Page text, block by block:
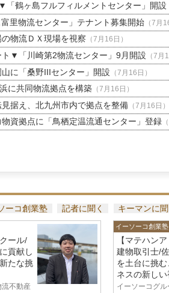
「鶴ヶ島フルフィルメントセンター」開設
里物流センター」テナント募集開始（7月
物流ＤＸ現場を視察 （7月16日）
▼「川崎第2物流センター」9月開設 （7月
に「桑野IIIセンター」開設 （7月16日）
に共同物流拠点を構築（7月16日）
据え、北九州市内で拠点を整備（7月16日）
資拠点に「鳥栖定温流通センター」登録
ーコ創業塾 記者に聞く キーマンに
ール/
貢献し
たな挑
流不動産
イーソーコ創業塾
【マテハン
建物取引士/
を土台に挑
ネスの新し
イーソーコグ